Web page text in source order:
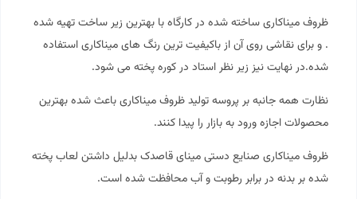
ظروف میناکاری ساخته شده در کارگاه با بهترین زیر ساخت تهیه شده
. و برای نقاشی روی آن از باکیفیت ترین رنگ های میناکاری استفاده
شده.در نهایت نیز زیر نظر استاد در کوره پخته می شود.
نظارت همه جانبه بر پروسه تولید ظروف میناکاری باعث شده بهترین
محصولات اجازه ورود به بازار را پیدا کنند.
ظروف میناکاری صنایع دستی مینای قاصدک بدلیل داشتن لعاب پخته
شده بر بدنه در برابر رطوبت و آب محافظت شده است.